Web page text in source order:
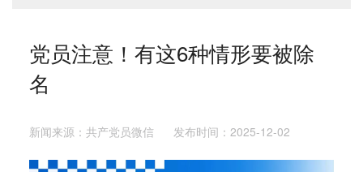
党员注意！有这6种情形要被除
名
新闻来源：共产党员微信 发布时间：2025-12-02